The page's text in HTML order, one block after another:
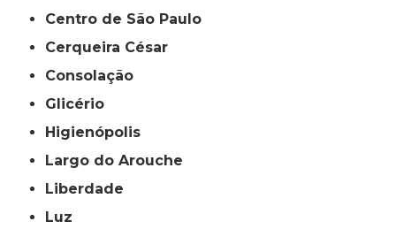
Centro de São Paulo
Cerqueira César
Consolação
Glicério
Higienópolis
Largo do Arouche
Liberdade
Luz